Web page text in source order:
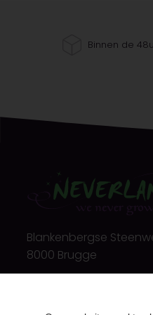
Binnen de
Blankenbergse
8000 Brugge